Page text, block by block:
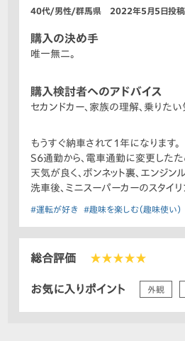
40代/男性/群馬県 2022年5月5日投稿
購入の決め手
唯一無二。
購入検討者へのアドバイス
セカンドカー、家族の理解、乗りた
もうすぐ納車されて1年になります。
S6通勤から、電車通勤に変更した
天気が良く、ボンネット裏、エンジ
洗車後、ミニスーパーカーのスタイ
#運転が好き #趣味を楽しむ（趣味使い）
総合評価 ★★★★★
お気に入りポイント 外観